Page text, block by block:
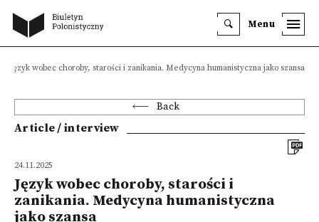
Menu
Język wobec choroby, starości i zanikania. Medycyna humanistyczna jako szansa
Back
Article / interview
24.11.2025
Język wobec choroby, starości i
zanikania. Medycyna humanistyczna
jako szansa